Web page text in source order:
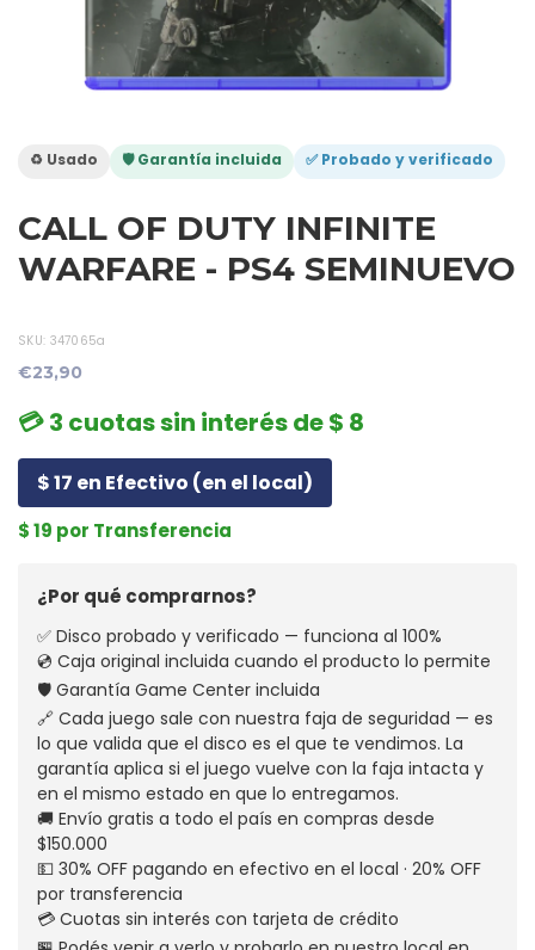
♻️ Usado 🛡️ Garantía incluida ✅ Probado y verificado
CALL OF DUTY INFINITE
WARFARE - PS4 SEMINUEVO
SKU: 347065a
€23,90
💳 3 cuotas sin interés de $ 8
$ 17 en Efectivo (en el local)
$ 19 por Transferencia
¿Por qué comprarnos?
✅ Disco probado y verificado — funciona al 100%
💿 Caja original incluida cuando el producto lo permite
🛡️ Garantía Game Center incluida
🔗 Cada juego sale con nuestra faja de seguridad — es
lo que valida que el disco es el que te vendimos. La
garantía aplica si el juego vuelve con la faja intacta y
en el mismo estado en que lo entregamos.
🚚 Envío gratis a todo el país en compras desde
$150.000
💵 30% OFF pagando en efectivo en el local · 20% OFF
por transferencia
💳 Cuotas sin interés con tarjeta de crédito